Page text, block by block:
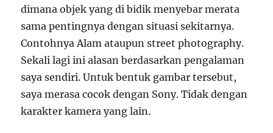
dimana objek yang di bidik menyebar merata
sama pentingnya dengan situasi sekitarnya.
Contohnya Alam ataupun street photography.
Sekali lagi ini alasan berdasarkan pengalaman
saya sendiri. Untuk bentuk gambar tersebut,
saya merasa cocok dengan Sony. Tidak dengan
karakter kamera yang lain.